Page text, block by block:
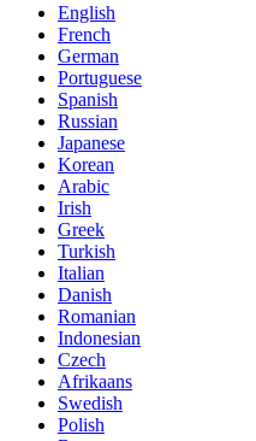
English
French
German
Portuguese
Spanish
Russian
Japanese
Korean
Arabic
Irish
Greek
Turkish
Italian
Danish
Romanian
Indonesian
Czech
Afrikaans
Swedish
Polish